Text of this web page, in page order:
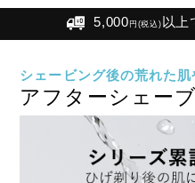
5,000 円(税込) 以上
シェービング後の荒れた
アフターシェー